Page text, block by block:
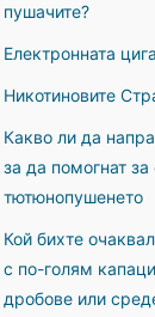
пушачите?
Електронната
Никотиновите
Какво ли да
за да помогнат
тютюнопушенето
Кой бихте
с по-голям
дробове или